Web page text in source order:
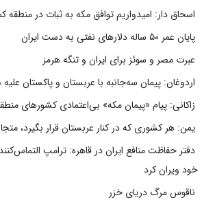
اسحاق دار: امیدواریم توافق مکه به ثبات در منطقه
پایان عمر ۵۰ ساله دلارهای نفتی به دست ایران
عبرت مصر و سوئز برای ایران و تنگه هرمز
اردوغان: پیمان سه‌جانبه با عربستان و پاکستان
زاکانی: پیام «پیمان مکه» بی‌اعتمادی کشورهای
یمن: هر کشوری که در کنار عربستان قرار بگیرد،
دفتر حفاظت منافع ایران در قاهره: ترامپ
خود ویران کرد
ناقوس مرگ دریای خزر